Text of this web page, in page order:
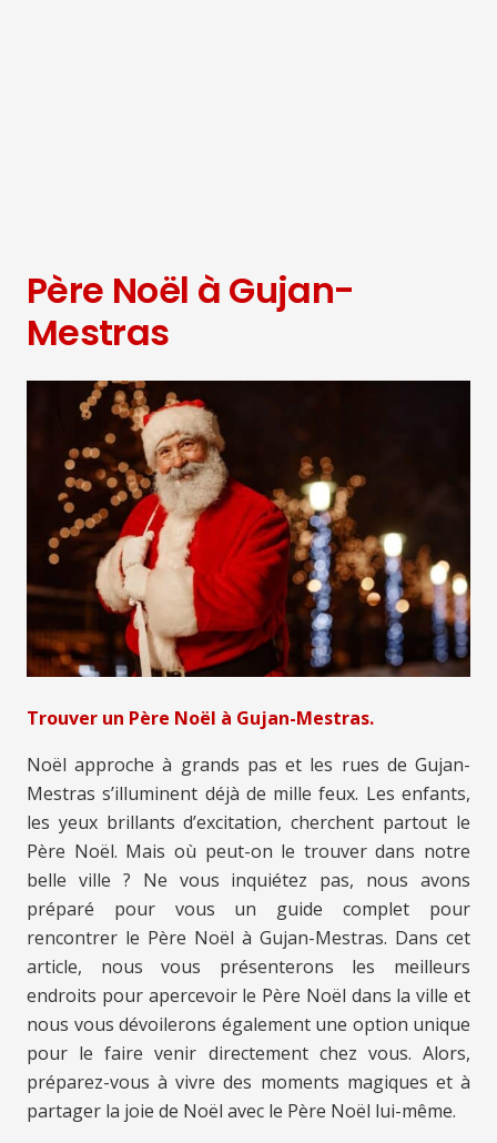
Père Noël à Gujan-
Mestras
Trouver un Père Noël à Gujan-Mestras.
Noël approche à grands pas et les rues de Gujan-
Mestras s’illuminent déjà de mille feux. Les enfants,
les yeux brillants d’excitation, cherchent partout le
Père Noël. Mais où peut-on le trouver dans notre
belle ville ? Ne vous inquiétez pas, nous avons
préparé pour vous un guide complet pour
rencontrer le Père Noël à Gujan-Mestras. Dans cet
article, nous vous présenterons les meilleurs
endroits pour apercevoir le Père Noël dans la ville et
nous vous dévoilerons également une option unique
pour le faire venir directement chez vous. Alors,
préparez-vous à vivre des moments magiques et à
partager la joie de Noël avec le Père Noël lui-même.